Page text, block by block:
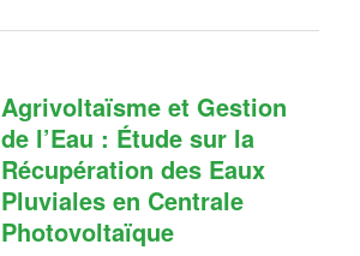
Agrivoltaïsme et Gestion
de l’Eau : Étude sur la
Récupération des Eaux
Pluviales en Centrale
Photovoltaïque